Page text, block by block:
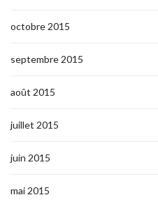
octobre 2015
septembre 2015
août 2015
juillet 2015
juin 2015
mai 2015